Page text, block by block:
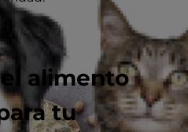
alimento
tu